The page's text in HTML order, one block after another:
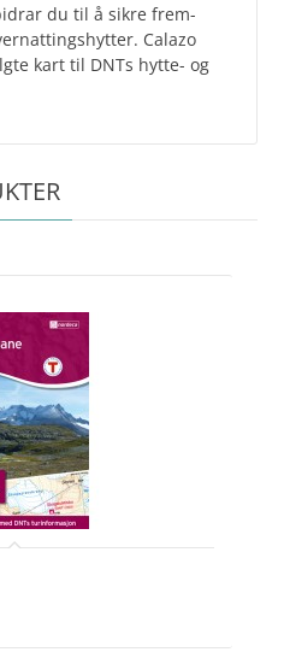
du til å sikre frem­
Calazo
kart til DNTs hytte- og